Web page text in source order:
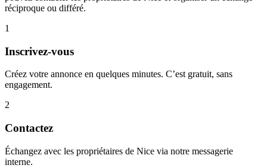
réciproque ou différé.
1
Inscrivez-vous
Créez votre annonce en quelques minutes. C’est gratuit, sans
engagement.
2
Contactez
Échangez avec les propriétaires de Nice via notre messagerie
interne.